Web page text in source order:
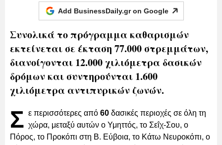
Add BusinessDaily.gr on Google
Συνολικά το πρόγραμμα καθαρισμών
εκτείνεται σε έκταση 77.000 στρεμμάτων,
διανοίγονται 12.000 χιλιόμετρα δασικών
δρόμων και συντηρούνται 1.600
χιλιόμετρα αντιπυρικών ζωνών.
Σ ε περισσότερες από 60 δασικές περιοχές σε όλη τη
χώρα, μεταξύ αυτών ο Υμηττός, το Σεΐχ-Σου, ο
Πόρος, το Προκόπι στη Β. Εύβοια, το Κάτω Νευροκόπι, ο